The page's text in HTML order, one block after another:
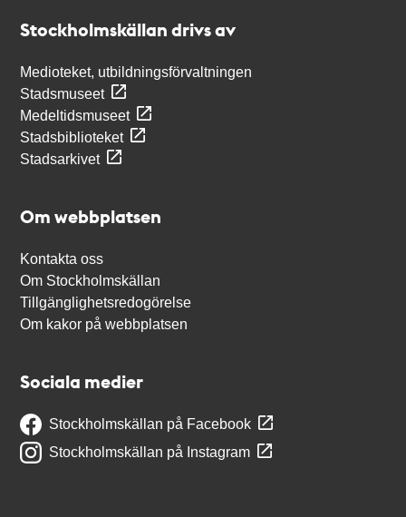
Stockholmskällan drivs av
Medioteket, utbildningsförvaltningen
Stadsmuseet
Medeltidsmuseet
Stadsbiblioteket
Stadsarkivet
Om webbplatsen
Kontakta oss
Om Stockholmskällan
Tillgänglighetsredogörelse
Om kakor på webbplatsen
Sociala medier
Stockholmskällan på Facebook
Stockholmskällan på Instagram